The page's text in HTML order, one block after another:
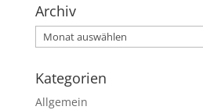
Archiv
Archiv
Kategorien
Allgemein